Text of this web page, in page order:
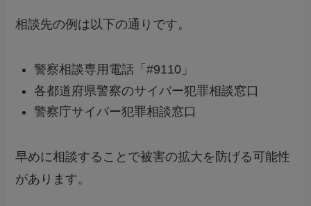
相談先の例は以下の通りです。
警察相談専用電話「#9110」
各都道府県警察のサイバー犯罪相談窓口
警察庁サイバー犯罪相談窓口
早めに相談することで被害の拡大を防げる可能性
があります。